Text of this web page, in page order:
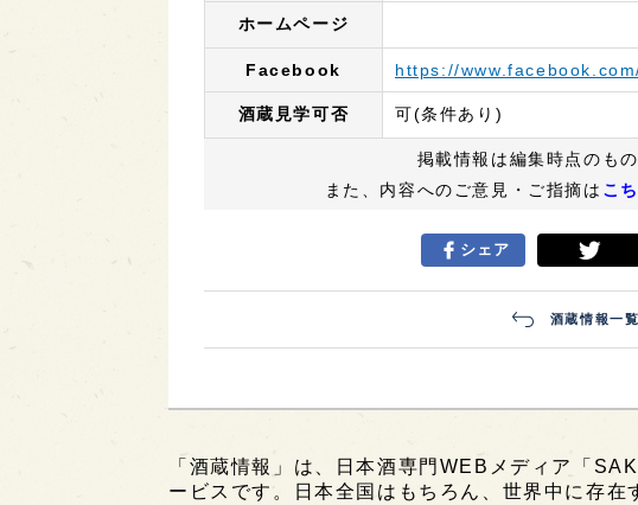
ホームページ
Facebook https://
酒蔵見学可否 可(条件あり)
掲載情報は編集時点のも
また、内容へのご意見・ご指摘は こ
シェア
酒蔵情報一
「酒蔵情報」は、日本酒専門WEBメディア「
ービスです。日本全国はもちろん、世界中に存